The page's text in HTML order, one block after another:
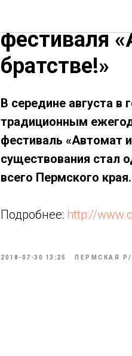
Чайковский
фестиваля
братстве!»
В середине августа
традиционным
фестиваль «Автомат
существования стал
всего Пермского края.
Подробнее: http://
2018-07-30 13:25 ПЕРМСКАЯ